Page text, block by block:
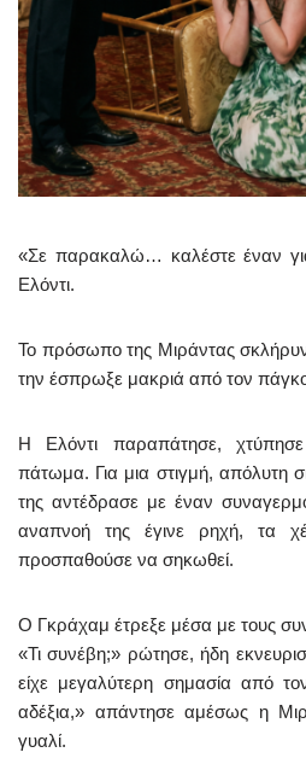
«Σε παρακαλώ… καλέστε έναν
Ελόντι.
Το πρόσωπο της Μιράντας
την έσπρωξε μακριά από τον
Η Ελόντι παραπάτησε,
πάτωμα. Για μια στιγμή, απόλυτη
της αντέδρασε με έναν
αναπνοή της έγινε ρηχή, τα
προσπαθούσε να σηκωθεί.
Ο Γκράχαμ έτρεξε μέσα με τους
«Τι συνέβη;» ρώτησε, ήδη
είχε μεγαλύτερη σημασία από
αδέξια,» απάντησε αμέσως η
γυαλί.